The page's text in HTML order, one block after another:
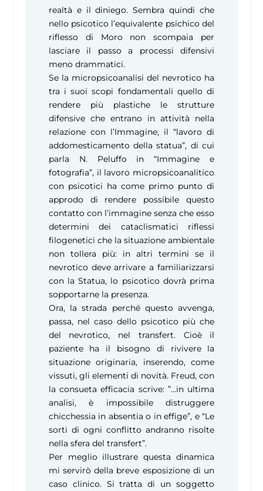
realtà e il diniego. Sembra quindi che
nello psicotico l’equivalente psichico del
riflesso di Moro non scompaia per
lasciare il passo a processi difensivi
meno drammatici.
Se la micropsicoanalisi del nevrotico ha
tra i suoi scopi fondamentali quello di
rendere più plastiche le strutture
difensive che entrano in attività nella
relazione con l’Immagine, il “lavoro di
addomesticamento della statua”, di cui
parla N. Peluffo in “Immagine e
fotografia”, il lavoro micropsicoanalitico
con psicotici ha come primo punto di
approdo di rendere possibile questo
contatto con l’immagine senza che esso
determini dei cataclismatici riflessi
filogenetici che la situazione ambientale
non tollera più: in altri termini se il
nevrotico deve arrivare a familiarizzarsi
con la Statua, lo psicotico dovrà prima
sopportarne la presenza.
Ora, la strada perché questo avvenga,
passa, nel caso dello psicotico più che
del nevrotico, nel transfert. Cioè il
paziente ha il bisogno di rivivere la
situazione originaria, inserendo, come
vissuti, gli elementi di novità. Freud, con
la consueta efficacia scrive: ”…in ultima
analisi, è impossibile distruggere
chicchessia in absentia o in effige”, e “Le
sorti di ogni conflitto andranno risolte
nella sfera del transfert”.
Per meglio illustrare questa dinamica
mi servirò della breve esposizione di un
caso clinico. Si tratta di un soggetto